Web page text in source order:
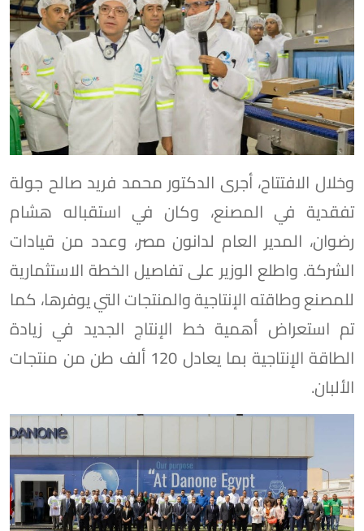
وخلال الافتتاح، أجرى الدكتور محمد فريد صالح جولة
تفقدية في المصنع، وكان في استقباله هشام
رضوان، المدير العام لدانون مصر، وعدد من قيادات
الشركة. واطلع الوزير على تفاصيل الخطة الاستثمارية
للمصنع وطاقته الإنتاجية والمنتجات التي يوفرها، كما
تم استعراض أهمية خط الإنتاج الجديد في زيادة
الطاقة الإنتاجية بما يعادل 120 ألف طن من منتجات
الألبان.